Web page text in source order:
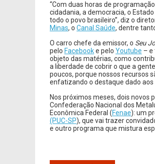
“Com duas horas de
cidadania, a democracia, o
todo o povo brasileiro”, diz o
Minas, o Canal Saúde, dentre
O carro chefe da emissor, o Seu
pelo Facebooke pelo Youtube – e
objeto das matérias, como
a liberdade de cobrir o que a
poucos, porque nossos recursos
enfatizando o destaque dado
Nos próximos meses, dois
Confederação Nacional dos
Econômica Federal (Fenae): um
(PUC-SP), que vai trazer
e outro programa que mistura